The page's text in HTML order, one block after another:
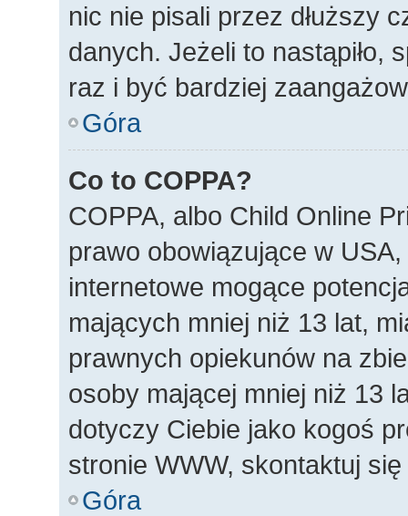
nic nie pisali przez dłuższy
danych. Jeżeli to nastąpiło,
raz i być bardziej
Góra
Co to COPPA?
COPPA, albo Child Online
prawo obowiązujące w
internetowe mogące
mających mniej niż 13 lat,
prawnych opiekunów na
osoby mającej mniej niż 13
dotyczy Ciebie jako kogoś
stronie WWW, skontaktuj
Góra